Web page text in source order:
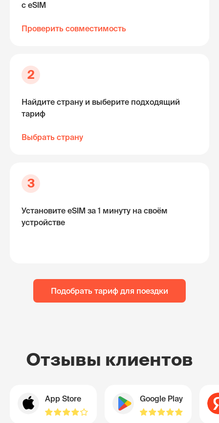
с eSIM
Проверить совместимость
2
Найдите страну и выберите подходящий
тариф
Выбрать страну
3
Установите eSIM за 1 минуту на своём
устройстве
Подобрать тариф для поездки
Отзывы клиентов
App Store Google Play